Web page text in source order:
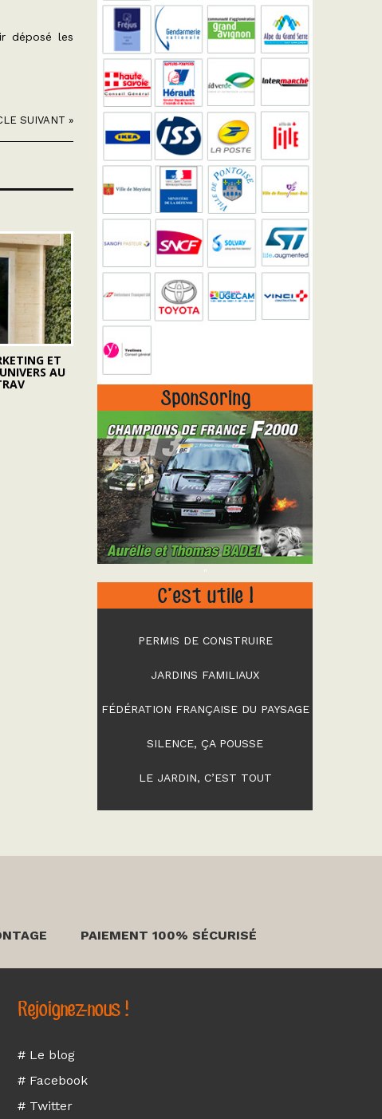
déposé les
SUIVANT »
ET
AU
Sponsoring
"
C’est utile !
PERMIS DE CONSTRUIRE
JARDINS FAMILIAUX
FÉDÉRATION FRANÇAISE DU PAYSAGE
SILENCE, ÇA POUSSE
LE JARDIN, C’EST TOUT
PAIEMENT 100% SÉCURISÉ
Rejoignez-nous !
# Le blog
# Facebook
# Twitter